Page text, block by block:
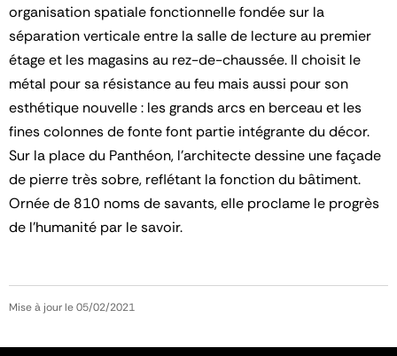
organisation spatiale fonctionnelle fondée sur la
séparation verticale entre la salle de lecture au premier
étage et les magasins au rez-de-chaussée. Il choisit le
métal pour sa résistance au feu mais aussi pour son
esthétique nouvelle : les grands arcs en berceau et les
fines colonnes de fonte font partie intégrante du décor.
Sur la place du Panthéon, l’architecte dessine une façade
de pierre très sobre, reflétant la fonction du bâtiment.
Ornée de 810 noms de savants, elle proclame le progrès
de l’humanité par le savoir.
Mise à jour le 05/02/2021